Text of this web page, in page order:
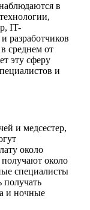
в
IT-
разработчиков
среднем от
эту сферу
и
и медсестер,
около
около
специалисты
получать
и ночные